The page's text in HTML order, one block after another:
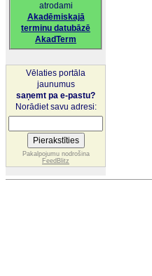
atrodami
Akadēmiskajā
terminu datubāzē
AkadTerm
Vēlaties portāla
jaunumus
saņemt pa e-pastu?
Norādiet savu adresi:
Pakalpojumu nodrošina
FeedBlitz